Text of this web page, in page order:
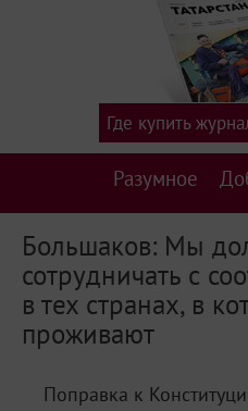
Разумное
Где купить
Большаков: Мы
сотрудничать с
в тех странах, в
проживают
Поправка к